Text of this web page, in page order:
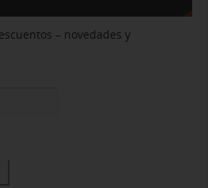
– novedades y